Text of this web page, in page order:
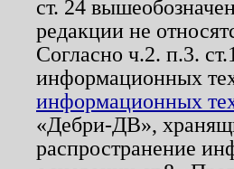
ст. 24
редакции не
Согласно ч.2. п.3.
информационных
информационных
«Дебри-ДВ»,
распространение